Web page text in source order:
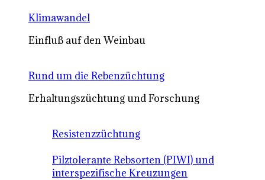
Klimawandel
Einfluß auf den Weinbau
Rund um die Rebenzüchtung
Erhaltungszüchtung und Forschung
Resistenzzüchtung
Pilztolerante Rebsorten (PIWI) und
interspezifische Kreuzungen